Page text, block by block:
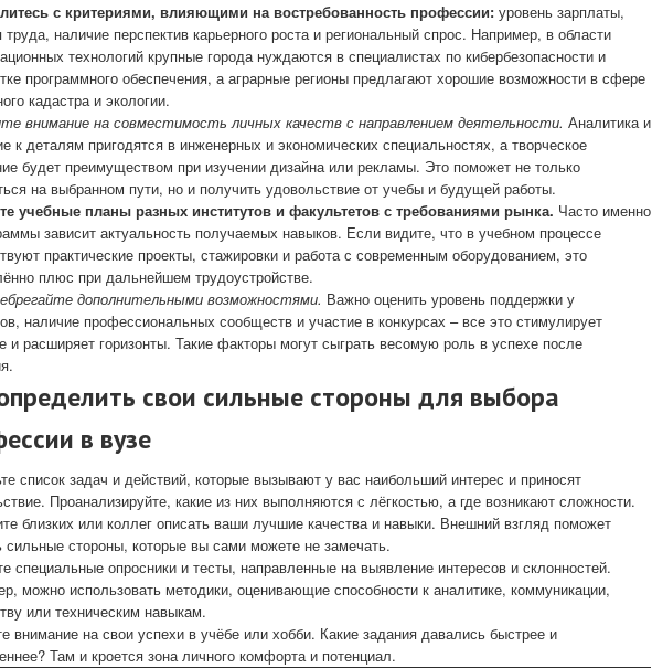
с критериями, влияющими на востребованность профессии: уровень зарплаты,
труда, наличие перспектив карьерного роста и региональный спрос. Например, в области
технологий крупные города нуждаются в специалистах по кибербезопасности и
программного обеспечения, а аграрные регионы предлагают хорошие возможности в сфере
кадастра и экологии.
внимание на совместимость личных качеств с направлением деятельности. Аналитика и
к деталям пригодятся в инженерных и экономических специальностях, а творческое
будет преимуществом при изучении дизайна или рекламы. Это поможет не только
на выбранном пути, но и получить удовольствие от учебы и будущей работы.
учебные планы разных институтов и факультетов с требованиями рынка. Часто именно
зависит актуальность получаемых навыков. Если видите, что в учебном процессе
практические проекты, стажировки и работа с современным оборудованием, это
плюс при дальнейшем трудоустройстве.
дополнительными возможностями. Важно оценить уровень поддержки у
наличие профессиональных сообществ и участие в конкурсах – все это стимулирует
и расширяет горизонты. Такие факторы могут сыграть весомую роль в успехе после
свои сильные стороны для выбора
в вузе
список задач и действий, которые вызывают у вас наибольший интерес и приносят
Проанализируйте, какие из них выполняются с лёгкостью, а где возникают сложности.
близких или коллег описать ваши лучшие качества и навыки. Внешний взгляд поможет
сильные стороны, которые вы сами можете не замечать.
специальные опросники и тесты, направленные на выявление интересов и склонностей.
можно использовать методики, оценивающие способности к аналитике, коммуникации,
или техническим навыкам.
внимание на свои успехи в учёбе или хобби. Какие задания давались быстрее и
Там и кроется зона личного комфорта и потенциал.